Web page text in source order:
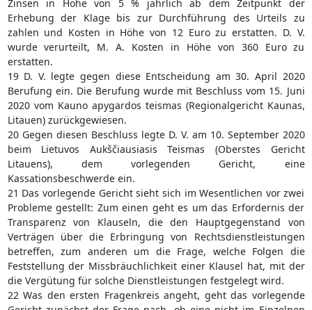
Zinsen in Höhe von 5 % jährlich ab dem Zeitpunkt der
Erhebung der Klage bis zur Durchführung des Urteils zu
zahlen und Kosten in Höhe von 12 Euro zu erstatten. D. V.
wurde verurteilt, M. A. Kosten in Höhe von 360 Euro zu
erstatten.
19 D. V. legte gegen diese Entscheidung am 30. April 2020
Berufung ein. Die Berufung wurde mit Beschluss vom 15. Juni
2020 vom Kauno apygardos teismas (Regionalgericht Kaunas,
Litauen) zurückgewiesen.
20 Gegen diesen Beschluss legte D. V. am 10. September 2020
beim Lietuvos Aukščiausiasis Teismas (Oberstes Gericht
Litauens), dem vorlegenden Gericht, eine
Kassationsbeschwerde ein.
21 Das vorlegende Gericht sieht sich im Wesentlichen vor zwei
Probleme gestellt: Zum einen geht es um das Erfordernis der
Transparenz von Klauseln, die den Hauptgegenstand von
Verträgen über die Erbringung von Rechtsdienstleistungen
betreffen, zum anderen um die Frage, welche Folgen die
Feststellung der Missbräuchlichkeit einer Klausel hat, mit der
die Vergütung für solche Dienstleistungen festgelegt wird.
22 Was den ersten Fragenkreis angeht, geht das vorlegende